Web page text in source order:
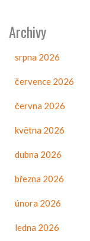
Archivy
srpna 2026
července 2026
června 2026
května 2026
dubna 2026
března 2026
února 2026
ledna 2026